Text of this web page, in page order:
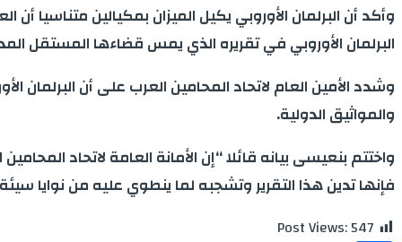
وأكد أن البرلمان الأوروبي يكيل الميزان بمكيالين
البرلمان الأوروبي في تقريره الذي يمس قضاءها المستقل
وشدد الأمين العام لاتحاد المحامين العرب على أن
والمواثيق الدولية.
واختتم بنعيسى بيانه قائلا “إن الأمانة العامة لاتحاد
فإنها تدين هذا التقرير وتشجبه لما ينطوي عليه من نوايا
Post Views:547